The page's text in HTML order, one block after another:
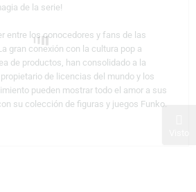
de la serie!
entre los conocedores y fans de las
gran conexión con la cultura pop a
de productos, han consolidado a la
de licencias del mundo y los
pueden mostrar todo el amor a sus
su colección de figuras y juegos Funko.